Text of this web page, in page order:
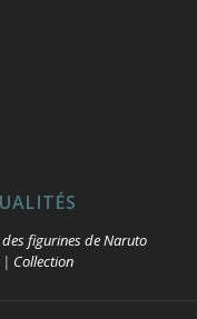
figurines de Naruto
| Collection